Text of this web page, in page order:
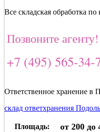
Все складская обработка
Позвоните агенту!
+7 (495) 565-34-
Ответственное хранение в
склад ответхранения
Площадь: от 200 до